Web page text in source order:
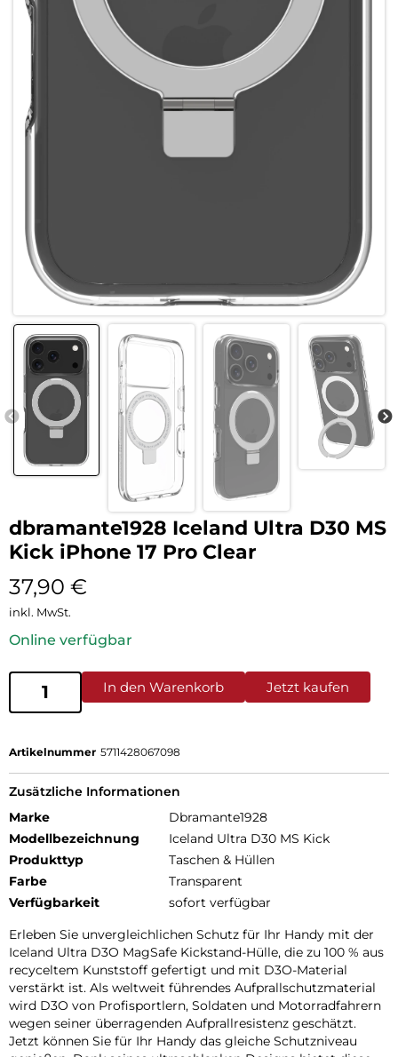
dbramante1928 Iceland Ultra D30 MS
Kick iPhone 17 Pro Clear
37,90 €
inkl. MwSt.
Online verfügbar
In den Warenkorb Jetzt kaufen
Artikelnummer 5711428067098
Zusätzliche Informationen
Marke
Dbramante1928
Modellbezeichnung
Iceland Ultra D30 MS Kick
Produkttyp
Taschen & Hüllen
Farbe
Transparent
Verfügbarkeit
sofort verfügbar
Erleben Sie unvergleichlichen Schutz für Ihr Handy mit der
Iceland Ultra D3O MagSafe Kickstand-Hülle, die zu 100 % aus
recyceltem Kunststoff gefertigt und mit D3O-Material
verstärkt ist. Als weltweit führendes Aufprallschutzmaterial
wird D3O von Profisportlern, Soldaten und Motorradfahrern
wegen seiner überragenden Aufprallresistenz geschätzt.
Jetzt können Sie für Ihr Handy das gleiche Schutzniveau